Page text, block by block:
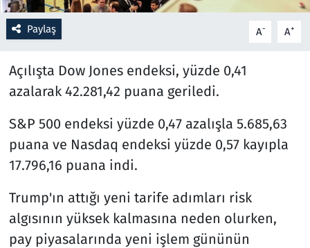
Paylaş A- A+
Açılışta Dow Jones endeksi, yüzde 0,41
azalarak 42.281,42 puana geriledi.
S&P 500 endeksi yüzde 0,47 azalışla 5.685,63
puana ve Nasdaq endeksi yüzde 0,57 kayıpla
17.796,16 puana indi.
Trump'ın attığı yeni tarife adımları risk
algısının yüksek kalmasına neden olurken,
pay piyasalarında yeni işlem gününün
Sağlık
Savunma Sanayi
Seçim 2023
Teknoloji ve Bilim